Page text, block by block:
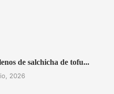
de salchicha de tofu...
2026